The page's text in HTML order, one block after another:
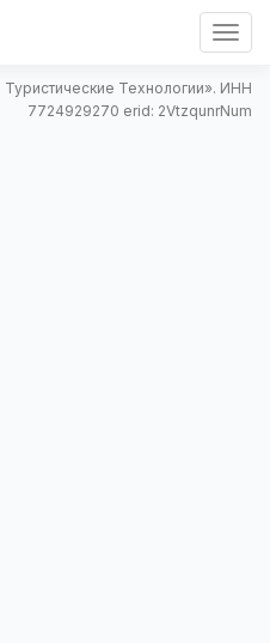
Технологии». ИНН
7724929270 erid: 2VtzqunrNum